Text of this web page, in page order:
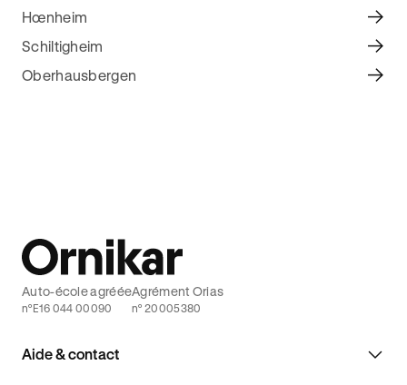
Hœnheim
Schiltigheim
Oberhausbergen
Aide & contact
Auto-école agréée
n°E16 044 00090
Agrément Orias
n° 20005380